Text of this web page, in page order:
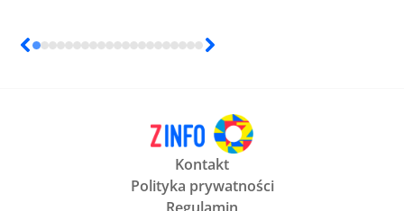
Kontakt
Polityka prywatności